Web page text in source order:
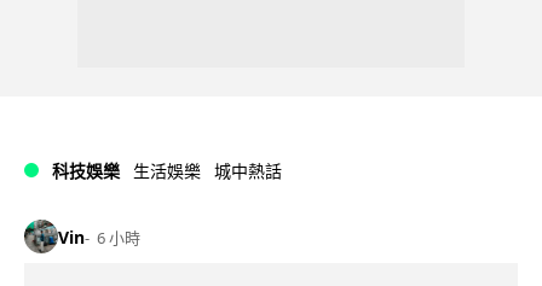
科技娛樂 生活娛樂 城中熱話
Vin 6 小時